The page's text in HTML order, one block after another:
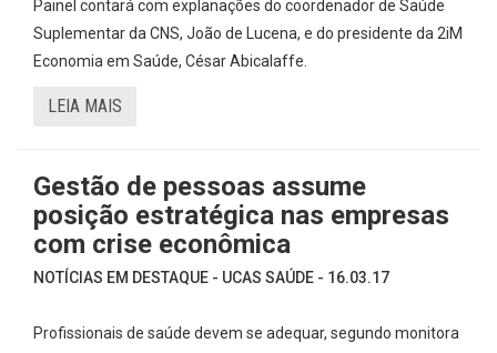
Painel contará com explanações do coordenador de Saúde
Suplementar da CNS, João de Lucena, e do presidente da 2iM
Economia em Saúde, César Abicalaffe.
LEIA MAIS
Gestão de pessoas assume
posição estratégica nas empresas
com crise econômica
NOTÍCIAS EM DESTAQUE - UCAS SAÚDE - 16.03.17
Profissionais de saúde devem se adequar, segundo monitora